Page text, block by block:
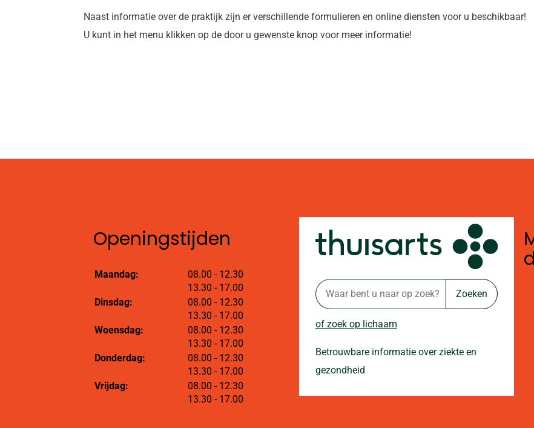
Naast informatie over de praktijk zijn er verschillende formulieren en online diensten voor u beschikbaar!
U kunt in het menu klikken op de door u gewenste knop voor meer informatie!
Openingstijden
Maandag: 08.00 tot
- 12.30
13.30 tot
- 17.00
Dinsdag:
08.00 tot
- 12.30
13.30 tot
- 17.00
Woensdag:
08.00 tot
- 12.30
13.30 tot
- 17.00
Donderdag:
08.00 tot
- 12.30
13.30 tot
- 17.00
Vrijdag:
08.00 tot
- 12.30
13.30 tot
- 17.00
Zoeken
of zoek op lichaam
Betrouwbare informatie over ziekte en
gezondheid